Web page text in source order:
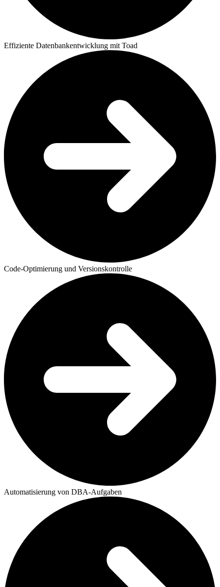
Effiziente Datenbankentwicklung mit Toad
Code-Optimierung und Versionskontrolle
Automatisierung von DBA-Aufgaben